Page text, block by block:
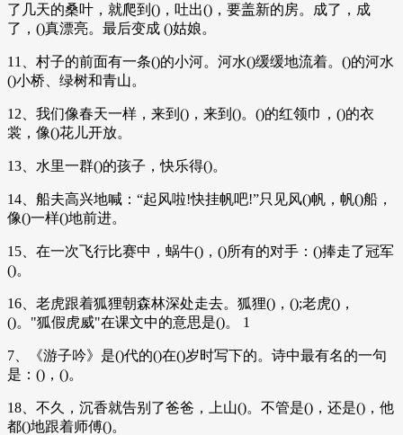
了几天的桑叶，就爬到()，吐出()，要盖新的房。成了，成
了，()真漂亮。最后变成 ()姑娘。
11、村子的前面有一条()的小河。河水()缓缓地流着。()的河水
()小桥、绿树和青山。
12、我们像春天一样，来到()，来到()。()的红领巾，()的衣
裳，像()花儿开放。
13、水里一群()的孩子，快乐得()。
14、船夫高兴地喊：“起风啦!快挂帆吧!”只见风()帆，帆()船，
像()一样()地前进。
15、在一次飞行比赛中，蜗牛()，()所有的对手：()捧走了冠军
()。
16、老虎跟着狐狸朝森林深处走去。狐狸()，();老虎()，
()。"狐假虎威"在课文中的意思是()。 1
7、《游子吟》是()代的()在()岁时写下的。诗中最有名的一句
是：()，()。
18、不久，沉香就告别了爸爸，上山()。不管是()，还是()，他
都()地跟着师傅()。